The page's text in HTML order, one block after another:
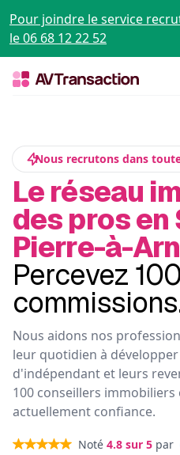
Pour joindre le service
le 06 68 12 22 52
Nous recrutons dans
Le réseau
des pros en
Pierre-à-
Percevez
Nous aidons nos
leur quotidien à
d'indépendant et leurs
100 conseillers
actuellement confiance.
Noté 4.8 sur 5 par